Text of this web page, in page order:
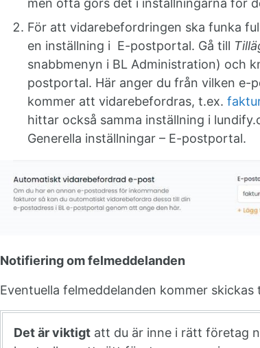
För att vidarebefordringen ska funka
en inställning i E-postportal. Gå till
snabbmenyn i BL Administration) och
postportal. Här anger du från vilken e-
kommer att vidarebefordras, t.ex.
hittar också samma inställning i
Generella inställningar – E-postportal.
Notifiering om felmeddelanden
Eventuella felmeddelanden kommer
Det är viktigtatt du är inne i rätt företag